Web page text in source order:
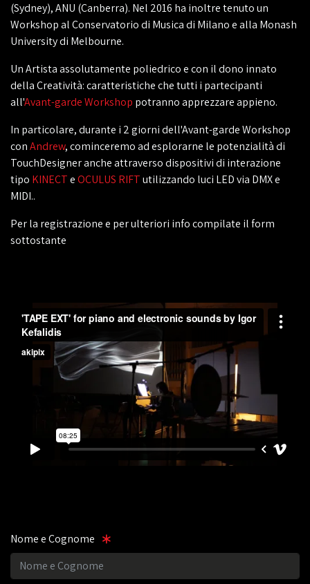
(Sydney), ANU (Canberra). Nel 2016 ha inoltre tenuto un
Workshop al Conservatorio di Musica di Milano e alla Monash
University di Melbourne.
Un Artista assolutamente poliedrico e con il dono innato
della Creatività: caratteristiche che tutti i partecipanti
all'Avant-garde Workshop potranno apprezzare appieno.
In particolare, durante i 2 giorni dell'Avant-garde Workshop
conAndrew, cominceremo ad esplorarne le potenzialità di
TouchDesigner anche attraverso dispositivi di interazione
tipo KINECTeOCULUS RIFTutilizzando luci LED via DMX e
MIDI..
Per la registrazione e per ulteriori info compilate il form
sottostante
Nome e Cognome